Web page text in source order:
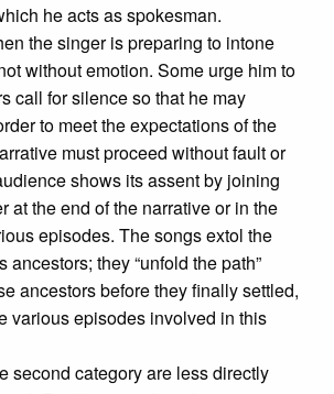
he acts as spokesman.
the singer is preparing to intone
without emotion. Some urge him to
call for silence so that he may
to meet the expectations of the
must proceed without fault or
shows its assent by joining
at the end of the narrative or in the
episodes. The songs extol the
ancestors; they “unfold the path”
ancestors before they finally settled,
various episodes involved in this
second category are less directly